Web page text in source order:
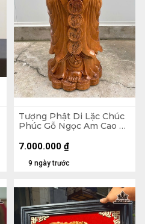
Tượng Phật Di Lặc Chúc
Phúc Gỗ Ngọc Am Cao 90
9 ngày trước
7.000.000 ₫